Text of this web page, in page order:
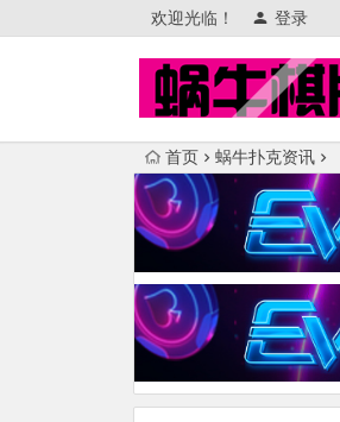
欢迎光临！ 登录
首页 蜗牛扑克资讯